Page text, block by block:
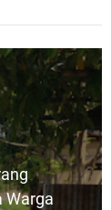
Warga